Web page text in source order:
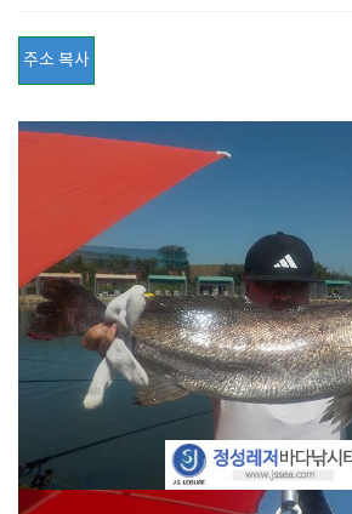
주소 복사